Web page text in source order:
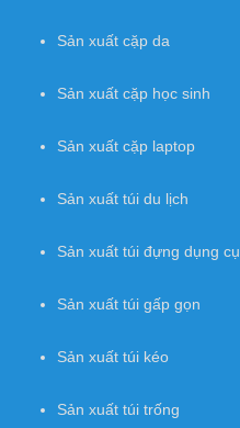
Sản xuất cặp da
Sản xuất cặp học sinh
Sản xuất cặp laptop
Sản xuất túi du lịch
Sản xuất túi đựng dụng cụ
Sản xuất túi gấp gọn
Sản xuất túi kéo
Sản xuất túi trống